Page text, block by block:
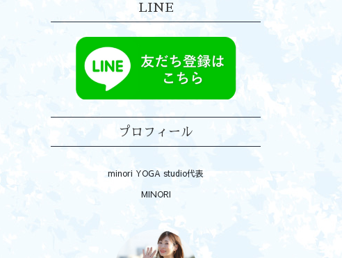
LINE
プロフィール
minori YOGA studio代表
MINORI